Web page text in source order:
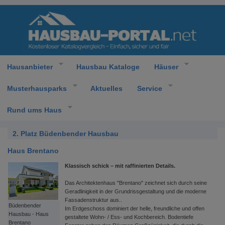
Hausanbieter Hausbau Kataloge Häuser
Musterhausparks Aktuelles Service
Rund ums Haus
2. Platz Büdenbender Hausbau
Haus Brentano
Büdenbender
Hausbau - Haus
Brentano
Klassisch schick – mit raffinierten Details.
Das Architektenhaus "Brentano" zeichnet sich durch seine
Geradlinigkeit in der Grundrissgestaltung und die moderne
Fassadenstruktur aus..
Im Erdgeschoss dominiert der helle, freundliche und offen
gestaltete Wohn- / Ess- und Kochbereich. Bodentiefe